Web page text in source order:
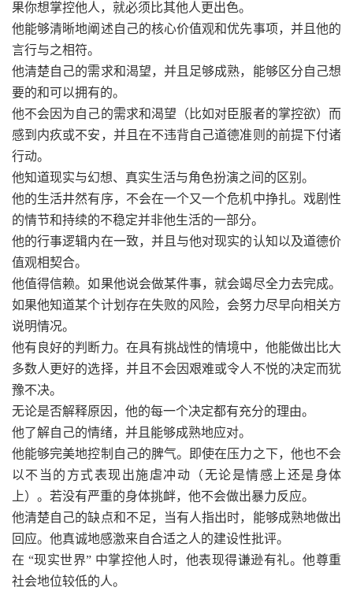
果你想掌控他人，就必须比其他人更出色。
他能够清晰地阐述自己的核心价值观和优先事项，并且他的
言行与之相符。
他清楚自己的需求和渴望，并且足够成熟，能够区分自己想
要的和可以拥有的。
他不会因为自己的需求和渴望（比如对臣服者的掌控欲）而
感到内疚或不安，并且在不违背自己道德准则的前提下付诸
行动。
他知道现实与幻想、真实生活与角色扮演之间的区别。
他的生活井然有序，不会在一个又一个危机中挣扎。戏剧性
的情节和持续的不稳定并非他生活的一部分。
他的行事逻辑内在一致，并且与他对现实的认知以及道德价
值观相契合。
他值得信赖。如果他说会做某件事，就会竭尽全力去完成。
如果他知道某个计划存在失败的风险，会努力尽早向相关方
说明情况。
他有良好的判断力。在具有挑战性的情境中，他能做出比大
多数人更好的选择，并且不会因艰难或令人不悦的决定而犹
豫不决。
无论是否解释原因，他的每一个决定都有充分的理由。
他了解自己的情绪，并且能够成熟地应对。
他能够完美地控制自己的脾气。即使在压力之下，他也不会
以不当的方式表现出施虐冲动（无论是情感上还是身体
上）。若没有严重的身体挑衅，他不会做出暴力反应。
他清楚自己的缺点和不足，当有人指出时，能够成熟地做出
回应。他真诚地感激来自合适之人的建设性批评。
在 “现实世界” 中掌控他人时，他表现得谦逊有礼。他尊重
社会地位较低的人。